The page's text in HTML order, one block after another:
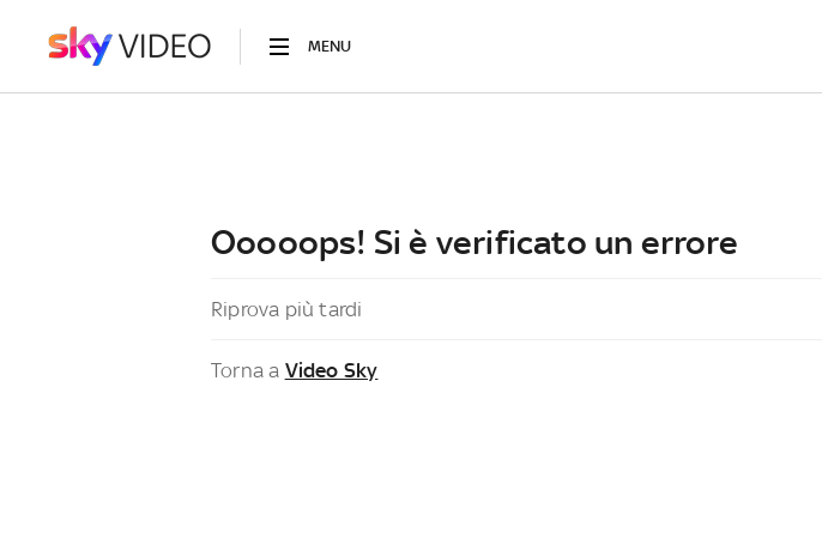
MENU
Ooooops! Si è verificato un errore
Riprova più tardi
Torna a Video Sky